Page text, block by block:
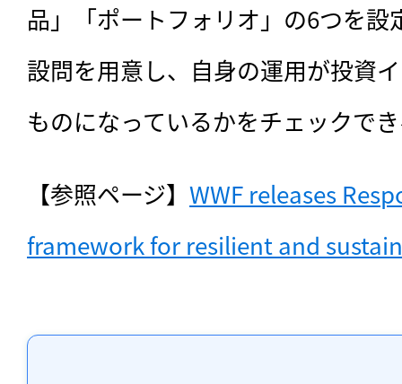
品」「ポートフォリオ」の6つを設
設問を用意し、自身の運用が投資
ものになっているかをチェックで
【参照ページ】 WWF releases
framework for resilient and